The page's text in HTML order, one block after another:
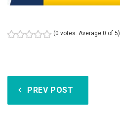
(0 votes. Average 0 of 5)
Навигација
на
PREV POST